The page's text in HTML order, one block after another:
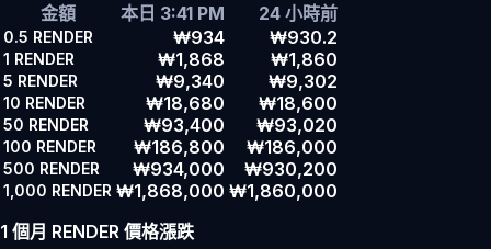
金額
本日 3:41 PM 24 小時前
0.5 RENDER ₩934 ₩930.2
1 RENDER ₩1,868 ₩1,860
5 RENDER ₩9,340 ₩9,302
10 RENDER ₩18,680 ₩18,600
50 RENDER ₩93,400 ₩93,020
100 RENDER ₩186,800 ₩186,000
500 RENDER ₩934,000 ₩930,200
1,000 RENDER ₩1,868,000 ₩1,860,000
1 個月 RENDER 價格漲跌